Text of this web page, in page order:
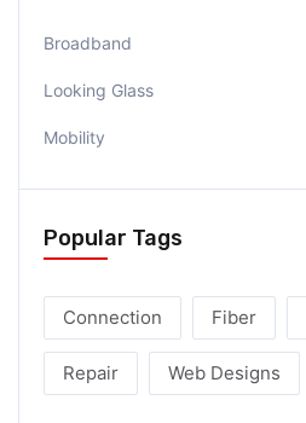
Broadband
Looking Glass
Mobility
Popular Tags
Connection Fiber
Repair Web Designs